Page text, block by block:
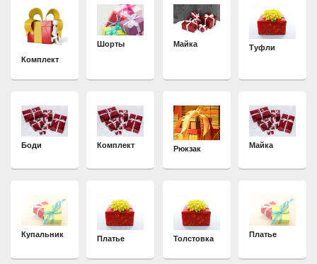
Комплект
Шорты Майка Туфли
Боди Комплект Рюкзак Майка
Купальник Платье Толстовка Платье